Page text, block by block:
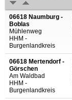
06618 Naumburg -
Boblas
Mühlenweg
HHM -
Burgenlandkreis
06618 Mertendorf -
Görschen
Am Waldbad
HHM -
Burgenlandkreis